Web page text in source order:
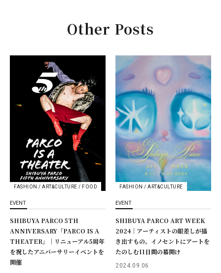
Other Posts
FASHION / ART&CULTURE / FOOD
EVENT
SHIBUYA PARCO 5TH
ANNIVERSARY「PARCO IS A
THEATER」｜リニューアル5周年
を祝したアニバーサリーイベントを
開催
FASHION / ART&CULTURE
EVENT
SHIBUYA PARCO ART WEEK
2024｜アーティストの眼差しが描
き出すもの。イノセントにアートを
たのしむ11日間の幕開け
2024.09.06